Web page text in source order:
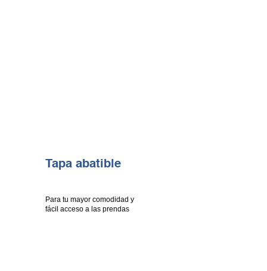
Tapa abatible
Para tu mayor comodidad y
fácil acceso a las prendas